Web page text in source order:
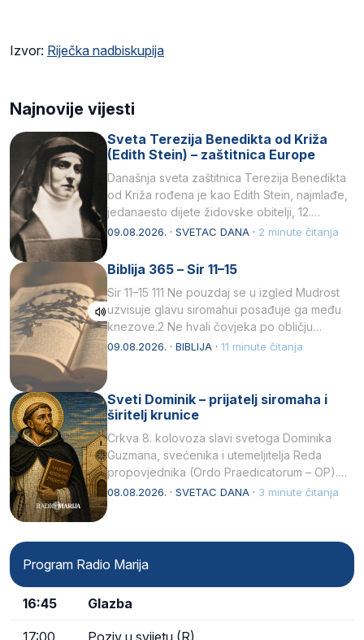
Izvor: Riječka nadbiskupija
Najnovije vijesti
Sveta Terezija Benedikta od Križa
(Edith Stein) – zaštitnica Europe
Današnja sveta zaštitnica Terezija Benedikta
od Križa rođena je kao Edith Stein, najmlađe,
jedanaesto dijete židovske obitelji, 12.
listopada 1891, u Wrocławu…
09.08.2026. · SVETAC DANA · 2 minute čitanja
Biblija 365 – Sir 11–15
Sir 11–15 111 Ne pouzdaj se u izgled Mudrost
uzvisuje glavu siromahui posađuje ga među
knezove.2 Ne hvali čovjeka po obličju
njegovui…
09.08.2026. · BIBLIJA · 11 minute čitanja
Sveti Dominik – prijatelj siromaha i
širitelj krunice
Crkva 8. kolovoza slavi svetoga Dominika
Guzmana, svećenika i utemeljitelja Reda
propovjednika (Ordo Praedicatorum – OP).
Svojim životom, dubokom ljubavlju prema
08.08.2026. · SVETAC DANA · 3 minute čitanja
Program Radio Marija
16:45 Glazba